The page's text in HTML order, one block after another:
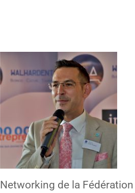
Networking de la Fédération